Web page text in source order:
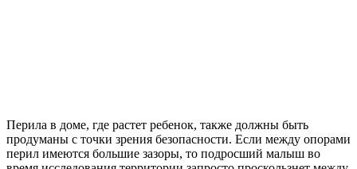
Перила в доме, где растет ребенок, также должны быть
продуманы с точки зрения безопасности. Если между опорами
перил имеются большие зазоры, то подросший малыш во